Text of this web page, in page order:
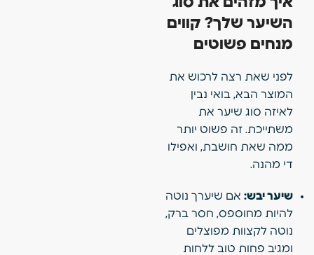
השיער שלך? קווים
מנחים פשוטים
לפני שאת רצה לרכוש את
המוצר הבא, בואי נבין
לאיזה סוג שיער את
משתייכת. זה פשוט יותר
ממה שאת חושבת, ואפילו
די מהנה.
שיער יבש: אם שיערך נוטה
להיות מחוספס, חסר ברק,
נוטה לקצוות מפוצלים
ומגיב פחות טוב ללחות